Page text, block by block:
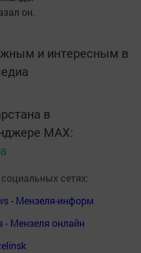
он.
и интересным в
в
MАХ:
сетях:
- Мензеля-информ
- Мензеля онлайн